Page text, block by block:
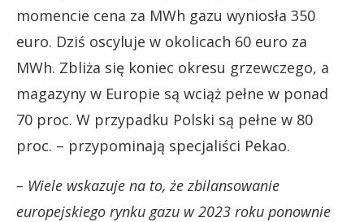
momencie cena za MWh gazu wyniosła 350
euro. Dziś oscyluje w okolicach 60 euro za
MWh. Zbliża się koniec okresu grzewczego, a
magazyny w Europie są wciąż pełne w ponad
70 proc. W przypadku Polski są pełne w 80
proc. – przypominają specjaliści Pekao.
– Wiele wskazuje na to, że zbilansowanie
europejskiego rynku gazu w 2023 roku ponownie